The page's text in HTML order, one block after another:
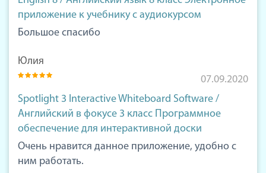
приложение к учебнику с аудиокурсом
Большое спасибо
Юлия
07.09.2020
Spotlight 3 Interactive Whiteboard Software /
Английский в фокусе 3 класс Программное
обеспечение для интерактивной доски
Очень нравится данное приложение, удобно с
ним работать.